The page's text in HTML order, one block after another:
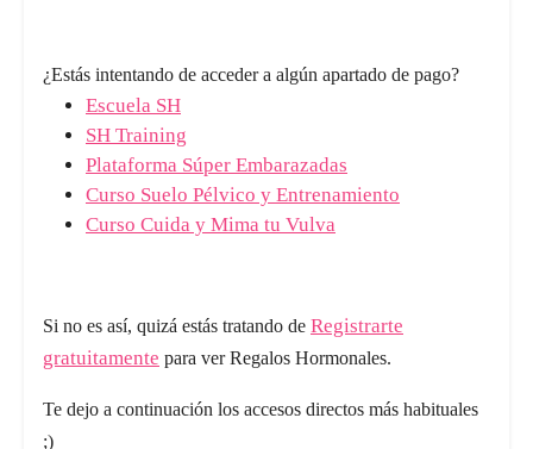
¿Estás intentando de acceder a algún apartado de pago?
Escuela SH
SH Training
Plataforma Súper Embarazadas
Curso Suelo Pélvico y Entrenamiento
Curso Cuida y Mima tu Vulva
Si no es así, quizá estás tratando de Registrarte
gratuitamente para ver Regalos Hormonales.
Te dejo a continuación los accesos directos más habituales
;)